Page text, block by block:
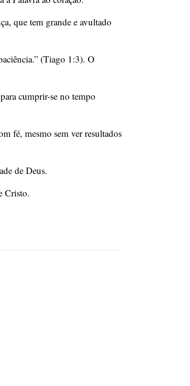
que tem grande e avultado
(Tiago 1:3). O
cumprir-se no tempo
fé, mesmo sem ver resultados
de Deus.
Cristo.